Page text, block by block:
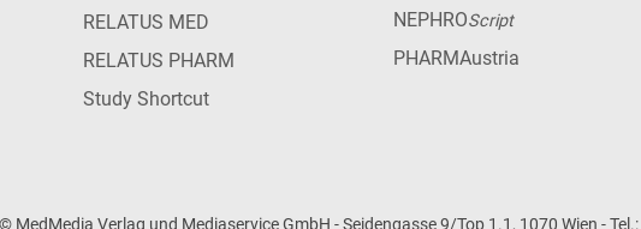
RELATUS MED
RELATUS PHARM
Study Shortcut
NEPHROScript
PHARMAustria